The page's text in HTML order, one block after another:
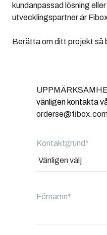
kundanpassad lösning
utvecklingspartner är
Berätta om ditt projekt så
vänligen kontakta
Kontaktgrund*
Förnamn*